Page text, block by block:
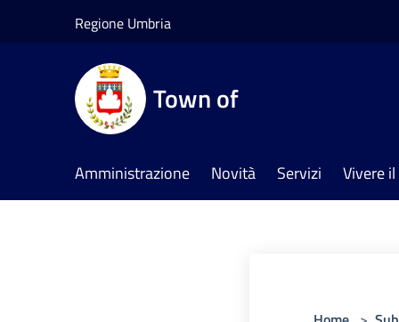
Regione Umbria
Town of
Amministrazione Novità Servizi Vivere